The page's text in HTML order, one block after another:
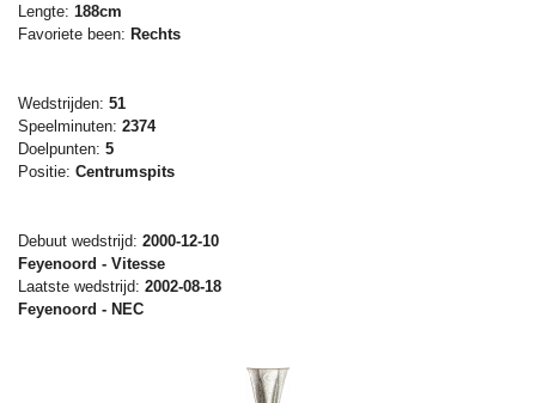
Lengte: 188cm
Favoriete been: Rechts
Wedstrijden: 51
Speelminuten: 2374
Doelpunten: 5
Positie: Centrumspits
Debuut wedstrijd: 2000-12-10
Feyenoord - Vitesse
Laatste wedstrijd: 2002-08-18
Feyenoord - NEC